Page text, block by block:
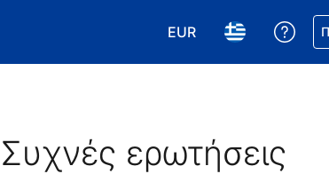
EUR
Επιλέξτε το νόμισμά
Επιλέξτε τη
Συχνές ερωτήσεις